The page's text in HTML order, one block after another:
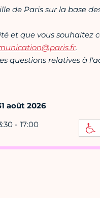
de Paris sur la base
et que vous souhaitez
.
questions relatives à
août 2026
- 17:00